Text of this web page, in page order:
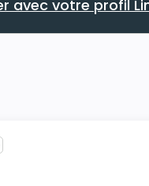
Rechercher
avec votre profil